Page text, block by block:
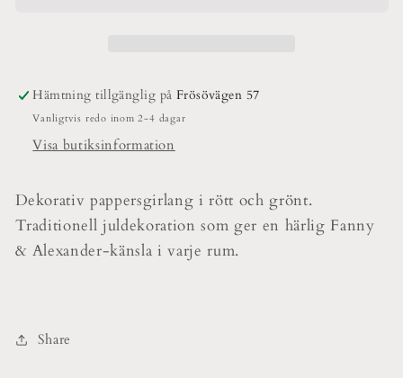
Hämtning tillgänglig på Frösövägen 57
Vanligtvis redo inom 2-4 dagar
Visa butiksinformation
Dekorativ pappersgirlang i rött och grönt.
Traditionell juldekoration som ger en härlig Fanny
& Alexander-känsla i varje rum.
Share